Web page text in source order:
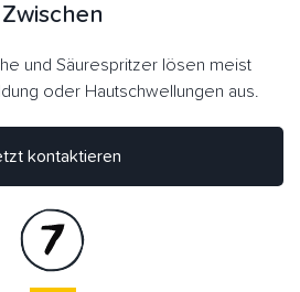
kontaktieren
Zwischen
und Säurespritzer lösen meist
oder Hautschwellungen aus.